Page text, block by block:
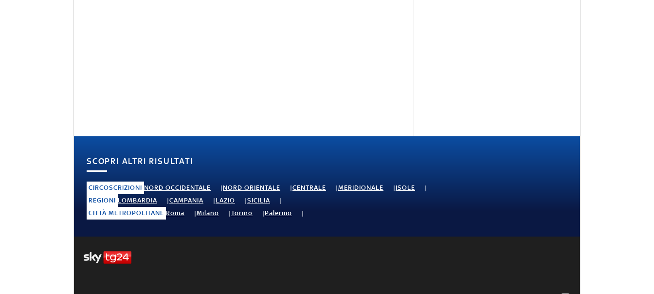
SCOPRI ALTRI RISULTATI
CIRCOSCRIZIONI NORD OCCIDENTALE NORD ORIENTALE CENTRALE MERIDIONALE
ISOLE
REGIONI LOMBARDIA CAMPANIA LAZIO
SICILIA
CITTÀ METROPOLITANE Roma Milano Torino Palermo